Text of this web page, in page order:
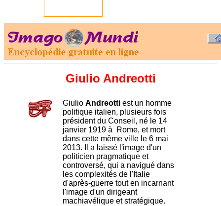
.
Giulio Andreotti
Giulio Andreotti est un homme
politique italien, plusieurs fois
président du Conseil, né le 14
janvier 1919 à Rome, et mort
dans cette même ville le 6 mai
2013. Il a laissé l'image d'un
politicien pragmatique et
controversé, qui a navigué dans
les complexités de l'Italie
d'après-guerre tout en incarnant
l'image d'un dirigeant
machiavélique et stratégique.